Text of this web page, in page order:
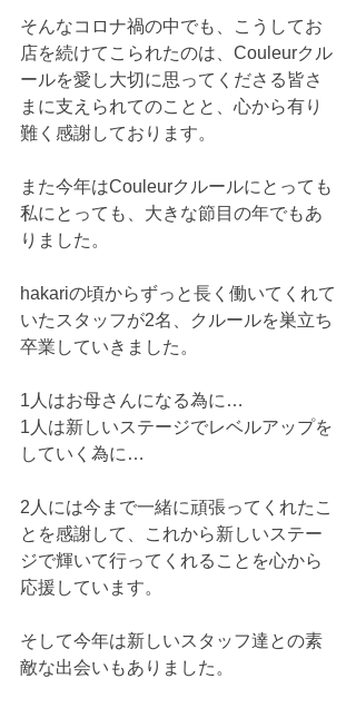
そんなコロナ禍の中でも、こうしてお
店を続けてこられたのは、Couleurクル
ールを愛し大切に思ってくださる皆さ
まに支えられてのことと、心から有り
難く感謝しております。
また今年はCouleurクルールにとっても
私にとっても、大きな節目の年でもあ
りました。
hakariの頃からずっと長く働いてくれて
いたスタッフが2名、クルールを巣立ち
卒業していきました。
1人はお母さんになる為に…
1人は新しいステージでレベルアップを
していく為に…
2人には今まで一緒に頑張ってくれたこ
とを感謝して、これから新しいステー
ジで輝いて行ってくれることを心から
応援しています。
そして今年は新しいスタッフ達との素
敵な出会いもありました。